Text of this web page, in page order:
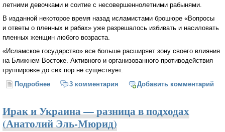
летними девочками и соитие с несовершеннолетними рабынями.
В изданной некоторое время назад исламистами брошюре «Вопросы
и ответы о пленных и рабах» уже разрешалось избивать и насиловать
пленных женщин любого возраста.
«Исламское государство» все больше расширяет зону своего влияния
на Ближнем Востоке. Активного и организованного противодействия
группировке до сих пор не существует.
Подробнее о ИГ позволило жениться на 9-летних девочках
3 комментария Добавить комментарий
Ирак и Украина — разница в подходах
(Анатолий Эль-Мюрид)